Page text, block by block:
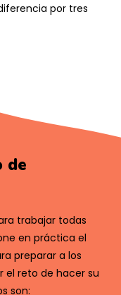
por tres
de
trabajar todas
en práctica el
preparar a los
el reto de hacer su
son: